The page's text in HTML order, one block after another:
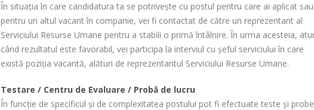
În situația în care candidatura ta se potrivește cu postul pentru care ai aplicat sau
pentru un altul vacant în companie, vei fi contactat de către un reprezentant al
Serviciului Resurse Umane pentru a stabili o primă întâlnire. În urma acesteia,
când rezultatul este favorabil, vei participa la interviul cu șeful serviciului în care
există poziţia vacantă, alături de reprezentantul Serviciului Resurse Umane.
Testare / Centru de Evaluare / Probă de lucru
În funcție de specificul și de complexitatea postului pot fi efectuate teste și probe